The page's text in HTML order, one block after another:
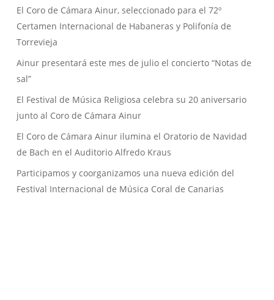
El Coro de Cámara Ainur, seleccionado para el 72º
Certamen Internacional de Habaneras y Polifonía de
Torrevieja
Ainur presentará este mes de julio el concierto “Notas de
sal”
El Festival de Música Religiosa celebra su 20 aniversario
junto al Coro de Cámara Ainur
El Coro de Cámara Ainur ilumina el Oratorio de Navidad
de Bach en el Auditorio Alfredo Kraus
Participamos y coorganizamos una nueva edición del
Festival Internacional de Música Coral de Canarias